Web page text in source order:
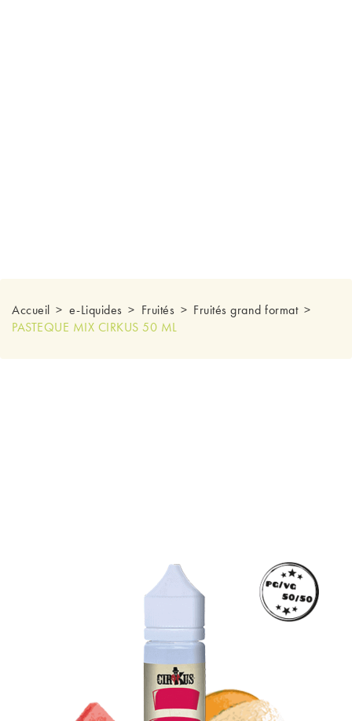
Accueil e-Liquides Fruités
Fruités grand format
PASTEQUE MIX CIRKUS 50 ML